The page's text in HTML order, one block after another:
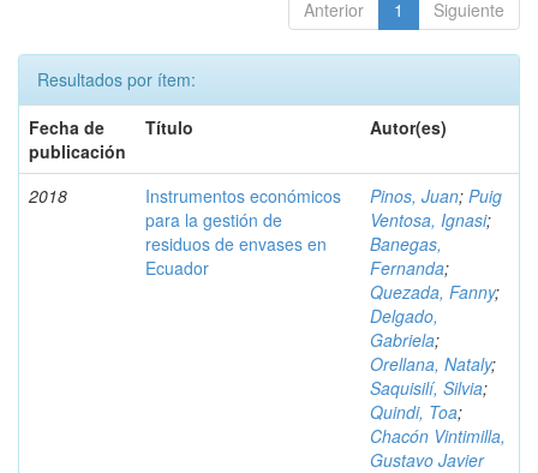
Anterior 1 Siguiente
Resultados por ítem:
Fecha de
publicación
Título Autor(es)
2018
Instrumentos económicos
para la gestión de
residuos de envases en
Ecuador
Pinos, Juan; Puig
Ventosa, Ignasi;
Banegas,
Fernanda;
Quezada, Fanny;
Delgado,
Gabriela;
Orellana, Nataly;
Saquisilí, Silvia;
Quindi, Toa;
Chacón Vintimilla,
Gustavo Javier